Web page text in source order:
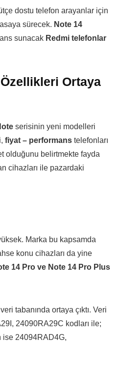
dostu telefon arayanlar için
sürecek. Note 14
sunacak Redmi telefonlar
Ortaya
serisinin yeni modelleri
fiyat – performans telefonları
olduğunu belirtmekte fayda
cihazları ile pazardaki
Marka bu kapsamda
konu cihazları da yine
14 Pro ve Note 14 Pro Plus
tabanında ortaya çıktı. Veri
24090RA29C kodları ile;
ise 24094RAD4G,